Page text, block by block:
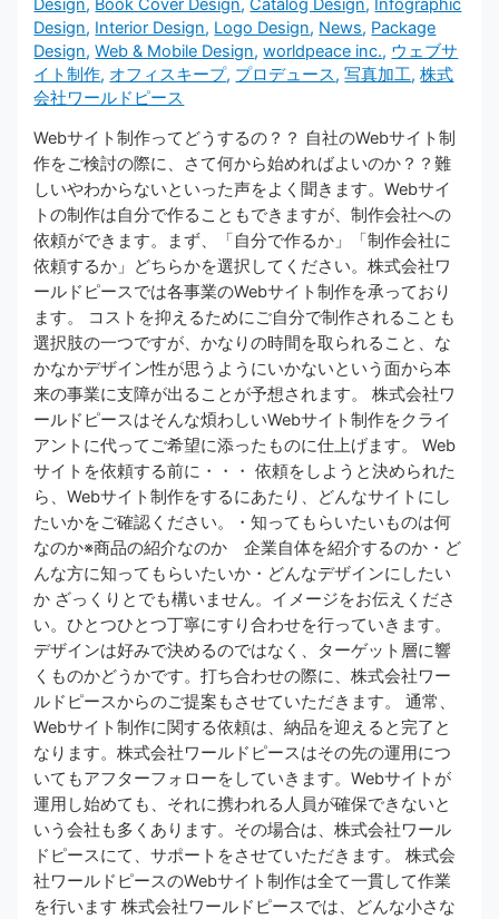
Design, Book Cover Design,Catalog Design, Infographic
Design, Interior Design, Logo Design, News, Package
Design,Web & Mobile Design,worldpeace inc., ウェブサ
イト制作, オフィスキープ, プロデュース,写真加工,株式
会社ワールドピース
Webサイト制作ってどうするの？？ 自社のWebサイト制
作をご検討の際に、さて何から始めればよいのか？？難
しいやわからないといった声をよく聞きます。Webサイ
トの制作は自分で作ることもできますが、制作会社への
依頼ができます。まず、「自分で作るか」「制作会社に
依頼するか」どちらかを選択してください。株式会社ワ
ールドピースでは各事業のWebサイト制作を承っており
ます。 コストを抑えるためにご自分で制作されることも
選択肢の一つですが、かなりの時間を取られること、な
かなかデザイン性が思うようにいかないという面から本
来の事業に支障が出ることが予想されます。 株式会社ワ
ールドピースはそんな煩わしいWebサイト制作をクライ
アントに代ってご希望に添ったものに仕上げます。 Web
サイトを依頼する前に・・・ 依頼をしようと決められた
ら、Webサイト制作をするにあたり、どんなサイトにし
たいかをご確認ください。・知ってもらいたいものは何
なのか※商品の紹介なのか 企業自体を紹介するのか・ど
んな方に知ってもらいたいか・どんなデザインにしたい
か ざっくりとでも構いません。イメージをお伝えくださ
い。ひとつひとつ丁寧にすり合わせを行っていきます。
デザインは好みで決めるのではなく、ターゲット層に響
くものかどうかです。打ち合わせの際に、株式会社ワー
ルドピースからのご提案もさせていただきます。 通常、
Webサイト制作に関する依頼は、納品を迎えると完了と
なります。株式会社ワールドピースはその先の運用につ
いてもアフターフォローをしていきます。Webサイトが
運用し始めても、それに携われる人員が確保できないと
いう会社も多くあります。その場合は、株式会社ワール
ドピースにて、サポートをさせていただきます。 株式会
社ワールドピースのWebサイト制作は全て一貫して作業
を行います 株式会社ワールドピースでは、どんな小さな